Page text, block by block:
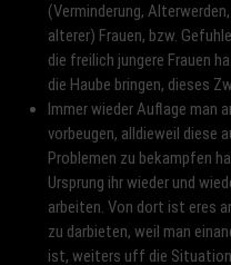
(Verminderung,
alterer) Frauen, bzw.
die freilich jungere Frauen
die Haube bringen, dieses
Immer wieder Auflage man
vorbeugen, alldieweil diese
Problemen zu bekampfen
Ursprung ihr wieder und
arbeiten. Von dort ist eres
zu darbieten, weil man
ist, weiters uff die